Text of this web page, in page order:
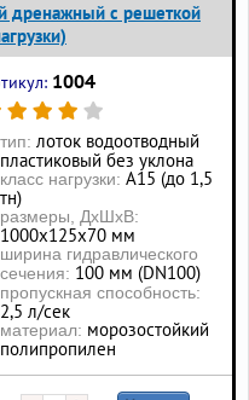
дренажный с решеткой
1004
тип: лоток водоотводный
пластиковый без уклона
класс нагрузки: А15 (до 1,5
тн)
размеры, ДхШхВ:
1000х125х70 мм
ширина гидравлического
сечения: 100 мм (DN100)
пропускная способность:
2,5 л/сек
материал: морозостойкий
полипропилен